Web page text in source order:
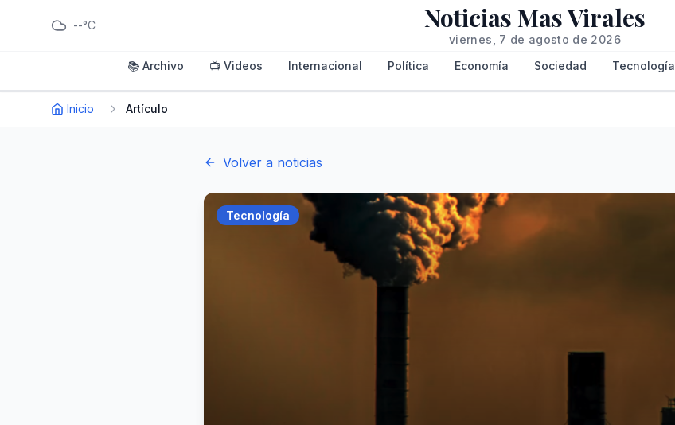
--°C Noticias Mas Virales
viernes, 7 de agosto de 2026
📚 Archivo 📺 Videos Internacional Política Economía Sociedad Tecnología
Inicio Artículo
Volver a noticias
Tecnología